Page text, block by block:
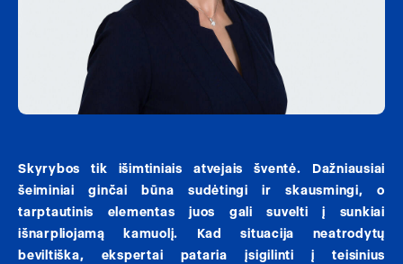
Skyrybos tik išimtiniais atvejais šventė. Dažniausiai
šeiminiai ginčai būna sudėtingi ir skausmingi, o
tarptautinis elementas juos gali suvelti į sunkiai
išnarpliojamą kamuolį. Kad situacija neatrodytų
beviltiška, ekspertai pataria įsigilinti į teisinius